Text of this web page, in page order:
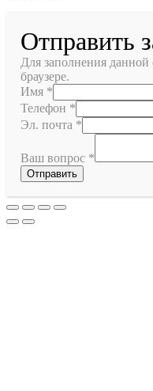
Отправить
Для заполнения
браузере.
Имя *
Телефон *
Эл. почта *
Ваш вопрос *
Отправить